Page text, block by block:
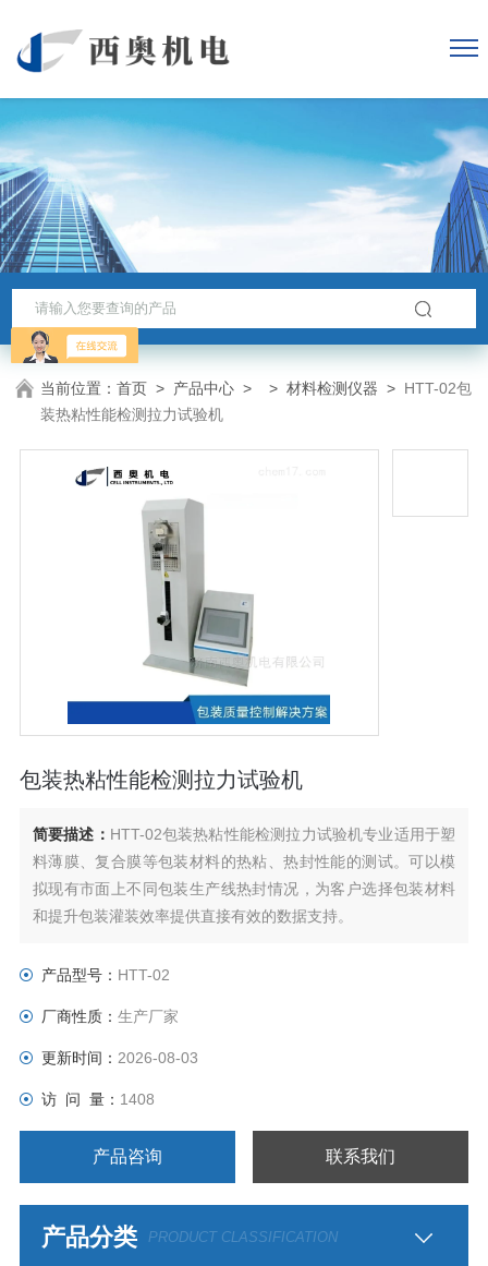
当前位置：首页 > 产品中心 > >材料检测仪器 > HTT-02包
装热粘性能检测拉力试验机
包装热粘性能检测拉力试验机
简要描述： HTT-02包装热粘性能检测拉力试验机专业适用于塑
料薄膜、复合膜等包装材料的热粘、热封性能的测试。可以模
拟现有市面上不同包装生产线热封情况，为客户选择包装材料
和提升包装灌装效率提供直接有效的数据支持。
产品型号： HTT-02
厂商性质： 生产厂家
更新时间： 2026-08-03
访 问 量： 1408
产品咨询 联系我们
产品分类 PRODUCT CLASSIFICATION